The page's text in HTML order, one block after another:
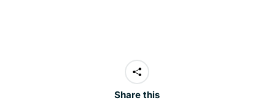
Share this